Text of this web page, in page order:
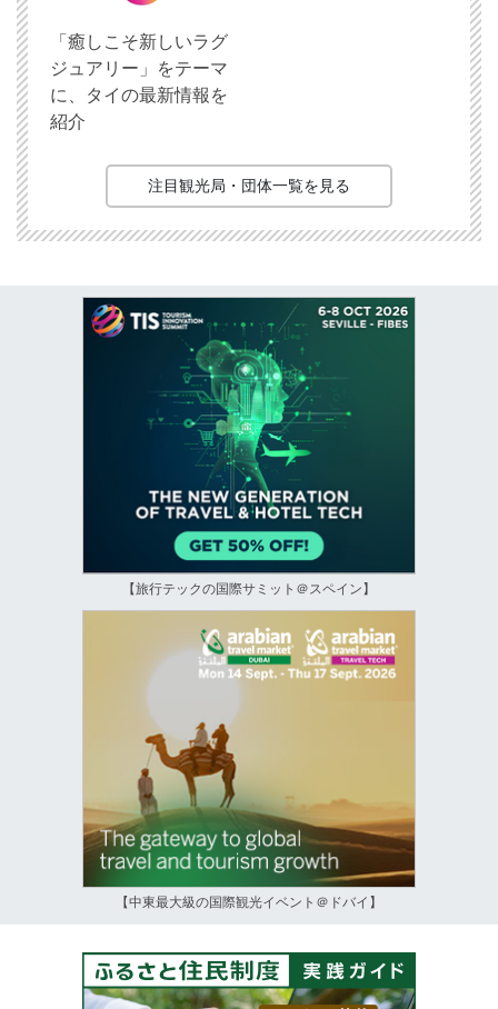
「癒しこそ新しいラグ
ジュアリー」をテーマ
に、タイの最新情報を
紹介
注目観光局・団体一覧を見る
【旅行テックの国際サミット＠スペイン】
【中東最大級の国際観光イベント＠ドバイ】